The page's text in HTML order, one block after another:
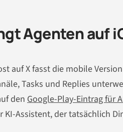
Agenten auf
auf X fasst die mobile
Tasks und Replies
den Google-Play-Eintrag für
KI-Assistent, der tatsächlich